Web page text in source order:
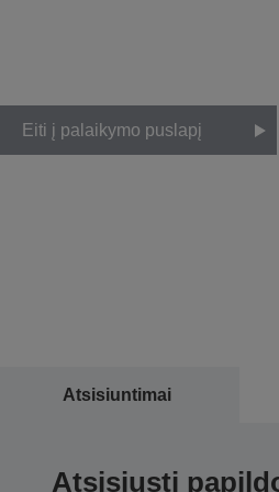
Eiti į palaikymo puslapį
Atsisiuntimai
Atsisiųsti